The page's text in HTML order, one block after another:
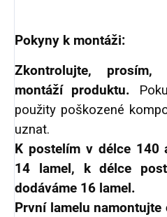
Pokyny k montáži:
Zkontrolujte,
montáží produktu.
použity poškozené
uznat.
K postelím v délce 140
14 lamel, k délce
dodáváme 16 lamel.
První lamelu